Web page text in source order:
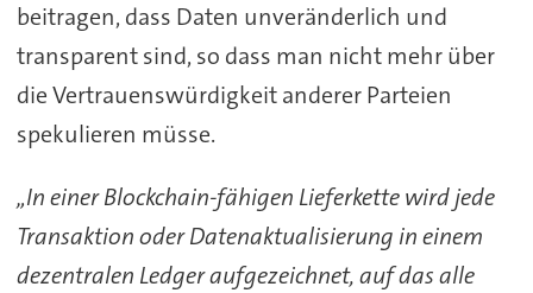
beitragen, dass Daten unveränderlich und
transparent sind, so dass man nicht mehr über
die Vertrauenswürdigkeit anderer Parteien
spekulieren müsse.
„In einer Blockchain-fähigen Lieferkette wird jede
Transaktion oder Datenaktualisierung in einem
dezentralen Ledger aufgezeichnet, auf das alle